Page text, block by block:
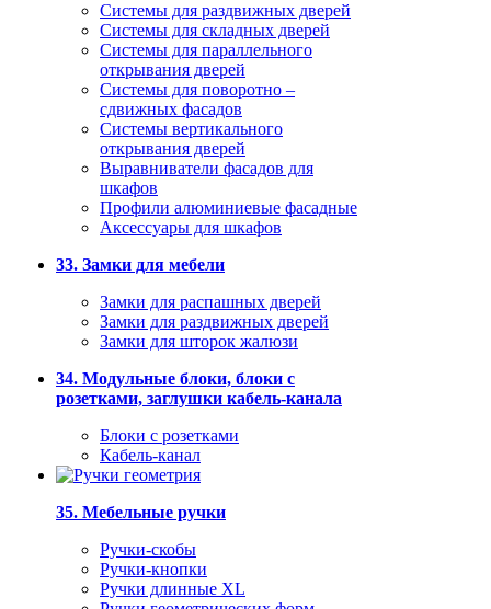
Системы для раздвижных дверей
Системы для складных дверей
Системы для параллельного
открывания дверей
Системы для поворотно –
сдвижных фасадов
Системы вертикального
открывания дверей
Выравниватели фасадов для
шкафов
Профили алюминиевые фасадные
Аксессуары для шкафов
33. Замки для мебели
Замки для распашных дверей
Замки для раздвижных дверей
Замки для шторок жалюзи
34. Модульные блоки, блоки с
розетками, заглушки кабель-канала
Блоки с розетками
Кабель-канал
35. Мебельные ручки
Ручки-скобы
Ручки-кнопки
Ручки длинные XL